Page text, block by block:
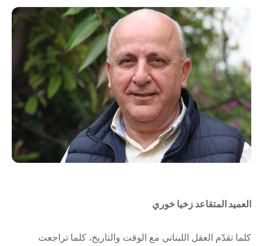
العميد المتقاعد زخيا خوري
كلما تقدّم العقل اللبناني مع الوقت والتاريخ، كلما تراجعت